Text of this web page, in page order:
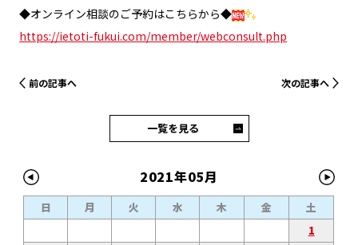
◆オンライン相談のご予約はこちらから◆
https://ietoti-fukui.com/member/webconsult.php
前の記事へ
一覧を見る
次の記事へ
2021年05月
日 月 火 水 木 金
土
1